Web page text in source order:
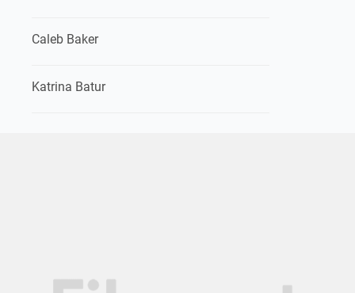
Caleb Baker
Katrina Batur